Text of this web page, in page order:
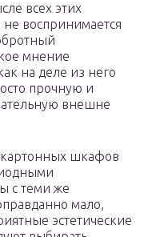
всех этих
воспринимается
мнение
на деле из него
прочную и
внешне
шкафов
с теми же
мало,
эстетические